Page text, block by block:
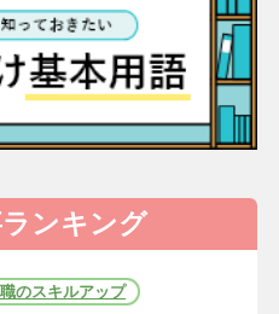
ンキング
のスキルアップ